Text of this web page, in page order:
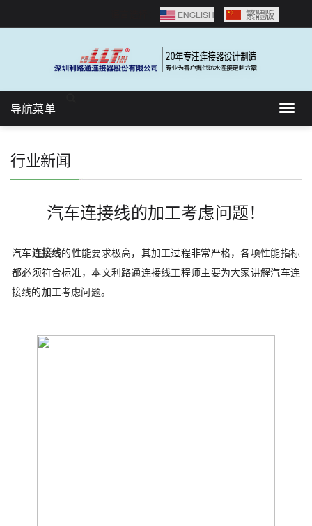
导航菜单
行业新闻
汽车连接线的加工考虑问题！
汽车连接线的性能要求极高，其加工过程非常严格，各项性能指标
都必须符合标准，本文利路通连接线工程师主要为大家讲解汽车连
接线的加工考虑问题。